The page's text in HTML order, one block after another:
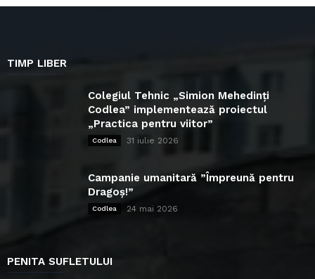
TIMP LIBER
Colegiul Tehnic „Simion Mehedinți
Codlea” implementează proiectul
„Practica pentru viitor”
Codlea 31 iulie 2026
Campanie umanitară ”Împreună pentru
Dragoș!”
Codlea 24 mai 2026
PENITA SUFLETULUI